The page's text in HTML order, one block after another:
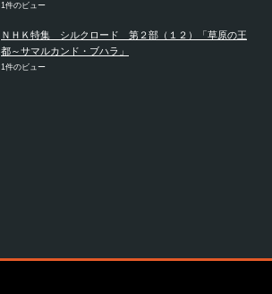
1件のビュー
ＮＨＫ特集 シルクロード 第２部（１２）「草原の王
都～サマルカンド・ブハラ」
1件のビュー